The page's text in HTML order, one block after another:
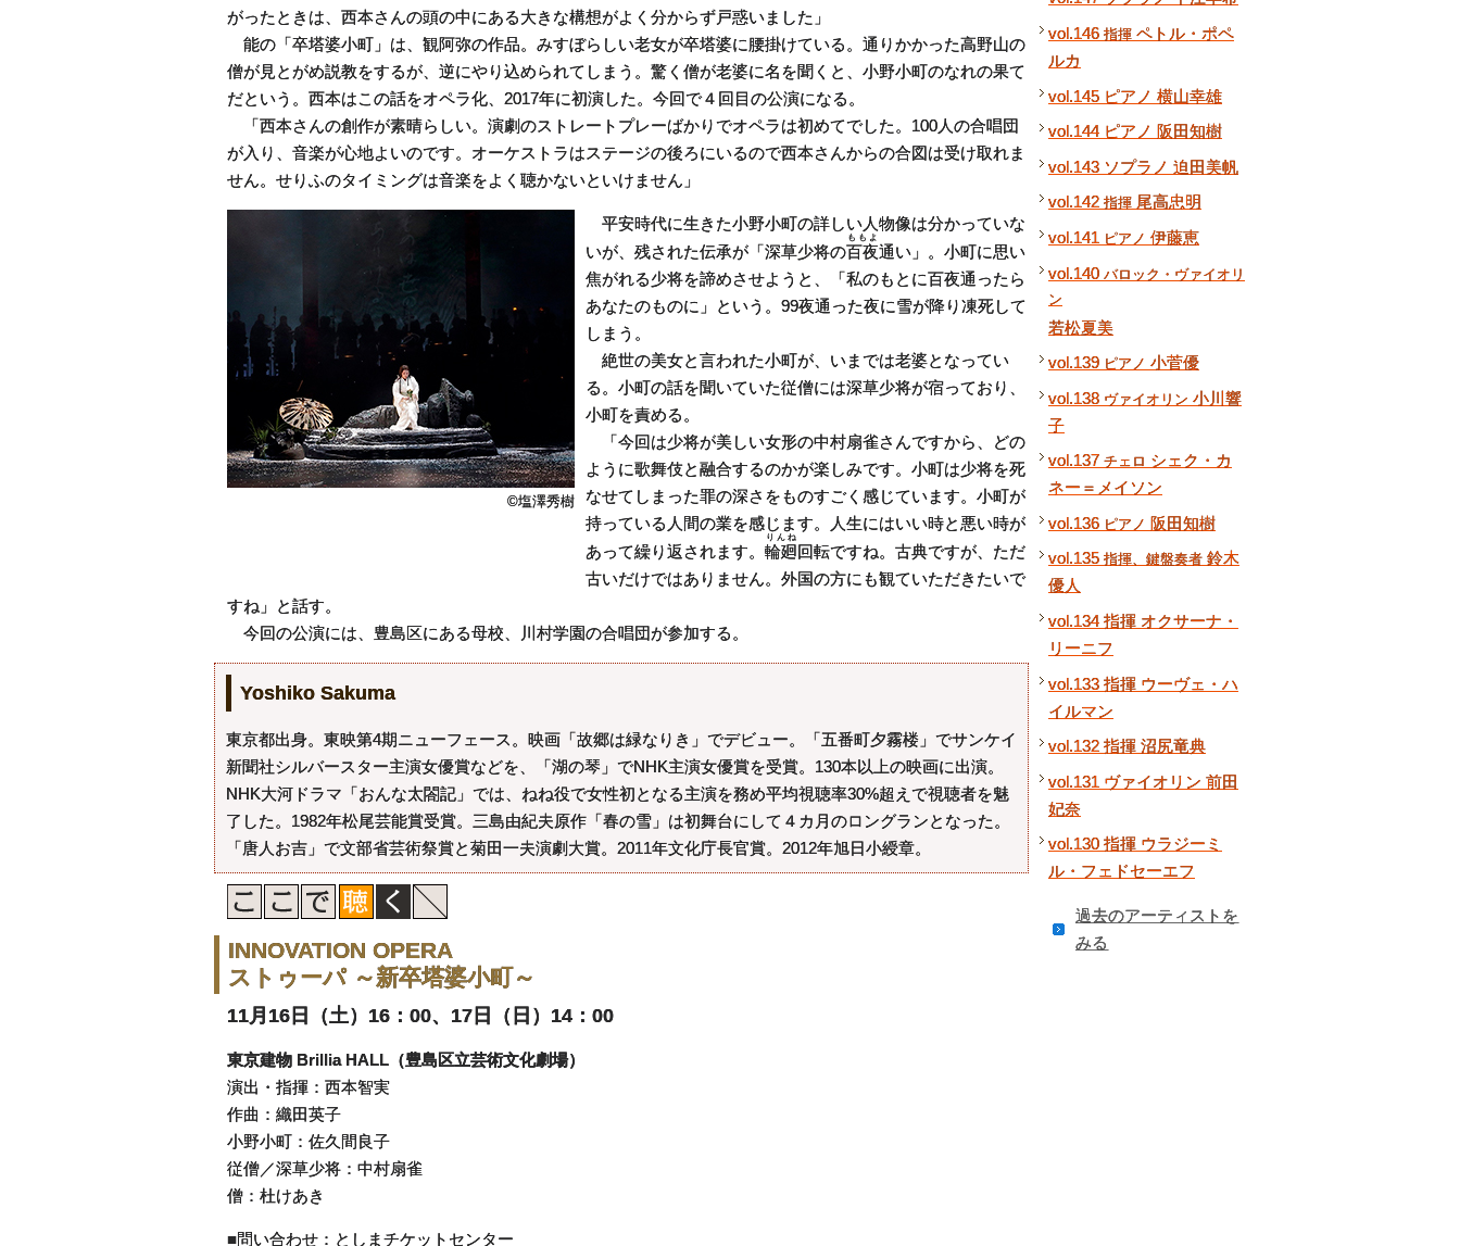
がったときは、西本さんの頭の中にある大きな構想がよく分からず戸惑いました」
能の「卒塔婆小町」は、観阿弥の作品。みすぼらしい老女が卒塔婆に腰掛けている。通りかかった高野山の
僧が見とがめ説教をするが、逆にやり込められてしまう。驚く僧が老婆に名を聞くと、小野小町のなれの果て
だという。西本はこの話をオペラ化、2017年に初演した。今回で４回目の公演になる。
「西本さんの創作が素晴らしい。演劇のストレートプレーばかりでオペラは初めてでした。100人の合唱団
が入り、音楽が心地よいのです。オーケストラはステージの後ろにいるので西本さんからの合図は受け取れま
せん。せりふのタイミングは音楽をよく聴かないといけません」
©塩澤秀樹
平安時代に生きた小野小町の詳しい人物像は分かっていな
いが、残された伝承が「深草少将の百夜
ももよ
通い」。小町に思い
焦がれる少将を諦めさせようと、「私のもとに百夜通ったら
あなたのものに」という。99夜通った夜に雪が降り凍死して
しまう。
絶世の美女と言われた小町が、いまでは老婆となってい
る。小町の話を聞いていた従僧には深草少将が宿っており、
小町を責める。
「今回は少将が美しい女形の中村扇雀さんですから、どの
ように歌舞伎と融合するのかが楽しみです。小町は少将を死
なせてしまった罪の深さをものすごく感じています。小町が
持っている人間の業を感じます。人生にはいい時と悪い時が
あって繰り返されます。 輪廻
りんね
回転ですね。古典ですが、ただ
古いだけではありません。外国の方にも観ていただきたいで
すね」と話す。
今回の公演には、豊島区にある母校、川村学園の合唱団が参加する。
Yoshiko Sakuma
東京都出身。東映第4期ニューフェース。映画「故郷は緑なりき」でデビュー。「五番町夕霧楼」でサンケイ
新聞社シルバースター主演女優賞などを、「湖の琴」でNHK主演女優賞を受賞。130本以上の映画に出演。
NHK大河ドラマ「おんな太閤記」では、ねね役で女性初となる主演を務め平均視聴率30%超えで視聴者を魅
了した。1982年松尾芸能賞受賞。三島由紀夫原作「春の雪」は初舞台にして４カ月のロングランとなった。
「唐人お吉」で文部省芸術祭賞と菊田一夫演劇大賞。2011年文化庁長官賞。2012年旭日小綬章。
INNOVATION OPERA
ストゥーパ ～新卒塔婆小町～
11月16日（土）16：00、17日（日）14：00
東京建物 Brillia HALL（豊島区立芸術文化劇場）
演出・指揮：西本智実
作曲：織田英子
小野小町：佐久間良子
従僧／深草少将：中村扇雀
僧：杜けあき
■問い合わせ：としまチケットセンター
vol.146 指揮 ペトル・ポペ
ルカ
vol.145 ピアノ 横山幸雄
vol.144 ピアノ 阪田知樹
vol.143 ソプラノ 迫田美帆
vol.142 指揮 尾高忠明
vol.141 ピアノ 伊藤恵
vol.140 バロック・ヴァイオリ
ン
若松夏美
vol.139 ピアノ 小菅優
vol.138 ヴァイオリン 小川響
子
vol.137 チェロ シェク・カ
ネー＝メイソン
vol.136 ピアノ 阪田知樹
vol.135 指揮、鍵盤奏者 鈴木
優人
vol.134 指揮 オクサーナ・
リーニフ
vol.133 指揮 ウーヴェ・ハ
イルマン
vol.132 指揮 沼尻竜典
vol.131 ヴァイオリン 前田
妃奈
vol.130 指揮 ウラジーミ
ル・フェドセーエフ
過去のアーティストを
みる